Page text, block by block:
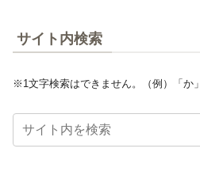
サイト内検索
※1文字検索はできません。（例）「か